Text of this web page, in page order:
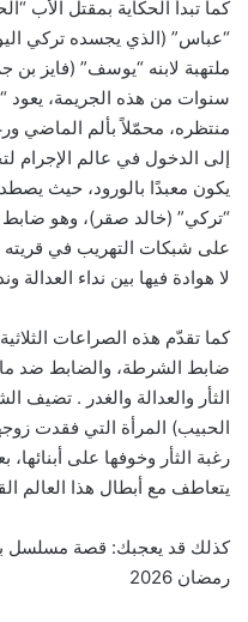
كما تبدأ الحكاية بمقتل الأب
“عباس” (الذي يجسده تركي
ملتهبة لابنه “يوسف” (فايز
سنوات من هذه الجريمة،
منتظره، محمّلاً بألم الماضي
إلى الدخول في عالم الإجرام
يكون معبدًا بالورود، حيث
“تركي” (خالد صقر)، وهو
على شبكات التهريب في قريته
لا هوادة فيها بين نداء العدالة
كما تقدّم هذه الصراعات
ضابط الشرطة، والضابط ضد
الثأر والعدالة والغدر . تضيف
الحبيب) المرأة التي فقدت
رغبة الثأر وخوفها على
يتعاطف مع أبطال هذا العالم
كذلك قد يعجبك: قصة مسلسل
رمضان 2026